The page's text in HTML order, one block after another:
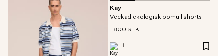
Kay
Veckad ekologisk bomull shorts
1 800 SEK
+1